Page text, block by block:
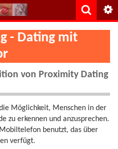
- Dating mit
von Proximity Dating
Möglichkeit, Menschen in der
zu erkennen und anzusprechen.
benutzt, das über
verfügt.